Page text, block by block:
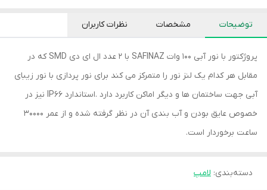
توضیحات مشخصات نظرات کاربران
پروژکتور با نور آبی 100 وات SAFINAZ با 2 عدد ال ای دی SMD که در
مقابل هر کدام یک لنز نور را متمرکز می کند برای نور پردازی با نور زیبای
آبی جهت ساختمان ها و دیگر اماکن کاربرد دارد .استاندارد IP66 نیز در
خصوص عایق بودن و آب بندی آن در نظر گرفته شده و از عمر 30000
ساعت برخوردار است.
دسته‌بندی: لامپ